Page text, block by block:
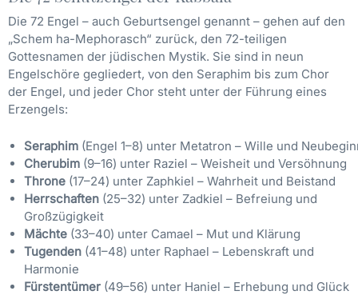
Die 72 Engel – auch Geburtsengel genannt – gehen auf den
„Schem ha-Mephorasch“ zurück, den 72-teiligen
Gottesnamen der jüdischen Mystik. Sie sind in neun
Engelschöre gegliedert, von den Seraphim bis zum Chor
der Engel, und jeder Chor steht unter der Führung eines
Erzengels:
Seraphim (Engel 1–8) unter Metatron – Wille und
Cherubim (9–16) unter Raziel – Weisheit und Versöhnung
Throne (17–24) unter Zaphkiel – Wahrheit und Beistand
Herrschaften (25–32) unter Zadkiel – Befreiung und
Großzügigkeit
Mächte (33–40) unter Camael – Mut und Klärung
Tugenden (41–48) unter Raphael – Lebenskraft und
Harmonie
Fürstentümer (49–56) unter Haniel – Erhebung und Glück